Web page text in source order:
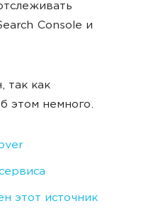
Console и
так как
этом немного.
этот источник